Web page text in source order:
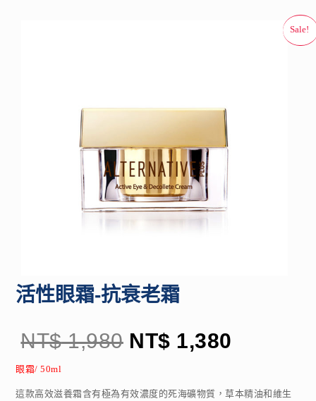
活性眼霜-抗衰老霜
NT$1,980 NT$ 1,380
眼霜/ 50ml
這款高效滋養霜含有極為有效濃度的死海礦物質，草本精油和維生